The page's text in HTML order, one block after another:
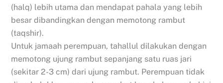
(halq) lebih utama dan mendapat pahala yang lebih
besar dibandingkan dengan memotong rambut
(taqshir).
Untuk jamaah perempuan, tahallul dilakukan dengan
memotong ujung rambut sepanjang satu ruas jari
(sekitar 2-3 cm) dari ujung rambut. Perempuan tidak